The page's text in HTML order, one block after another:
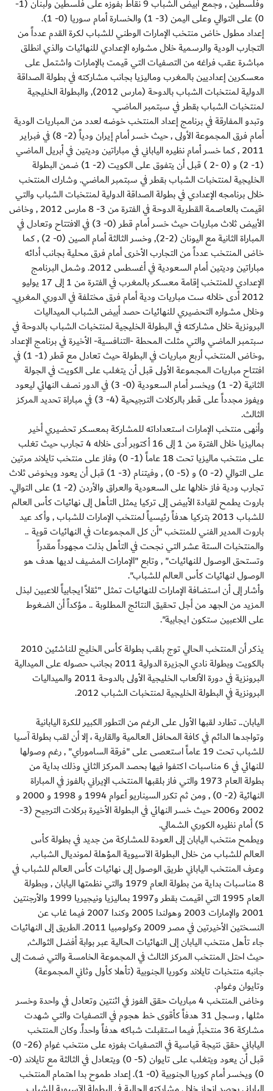
وفلسطين , وجمع أبيض الشباب 9 نقاط بفوزه على فلسطين ولبنان (1-
0) على التوالي وعلى اليمن (3- 1) والخسارة أمام سوريا (0- 1).
إعداد مطول خاض منتخب الإمارات الوطني للشباب لكرة القدم عدداً من
التجارب الودية والرسمية خلال مشواره الإعدادي للنهائيات والذي انطلق
مباشرة عقب فراغه من التصفيات التي قيمت بالإمارات واشتمل على
معسكرين إعداديين بالمغرب وماليزيا بجانب مشاركته في بطولة الصداقة
الدولية لمنتخبات الشباب بالدوحة (مارس 2012), والبطولة الخليجية
لمنتخبات الشباب بقطر في سبتمبر الماضي.
وتبدو المفارقة في برنامج إعداد المنتخب خوضه لعدد من المباريات الودية
أمام فرق المجموعة الأولى , حيث خسر أمام إيران ودياً (2- 8) في فبراير
2011 , كما خسر أمام نظيره الياباني في مباراتين وديتين في أبريل الماضي
(1- 2) و (0 -2 ) قبل أن يتفوق على الكويت (2- 1) ضمن البطولة
الخليجية لمنتخبات الشباب بقطر في سبتمبر الماضي. وشارك المنتخب
خلال برنامجه الإعدادي في بطولة الصداقة الدولية لمنتخبات الشباب والتي
اقيمت بالعاصمة القطرية الدوحة في الفترة من 3- 8 مارس 2012 , وخاض
الأبيض ثلاث مباريات حيث خسر أمام قطر (0- 3) في الافتتاح وتعادل في
المباراة الثانية مع اليونان (2-2), وخسر الثالثة أمام الصين (0- 2) , كما
خاض المنتخب عدداً من التجارب الأخرى أمام فرق محلية بجانب أدائه
مباراتين وديتين أمام السعودية في أغسطس 2012. وشمل البرنامج
الإعدادي للمنتخب إقامة معسكر بالمغرب في الفترة من 1 إلى 17 يوليو
2012 أدى خلاله ست مباريات ودية أمام فرق مختلفة في الدوري المغربي.
وخلال مشواره التحضيري للنهائيات حصد أبيض الشباب الميداليات
البرونزية خلال مشاركته في البطولة الخليجية لمنتخبات الشباب بالدوحة في
سبتمبر الماضي والتي مثلت المحطة -التنافسية- الأخيرة في برنامج الإعداد
,وخاض المنتخب أربع مباريات في البطولة حيث تعادل مع قطر (1- 1) في
افتتاح مباريات المجموعة الأولى قبل أن يتغلب على الكويت في الجولة
الثانية (2- 1) ويخسر أمام السعودية (0- 3) في الدور نصف النهائي ليعود
ويفوز مجدداً على قطر بالركلات الترجيحية (4- 3) في مباراة تحديد المركز
الثالث.
وأنهى منتخب الإمارات استعداداته للمشاركة بمعسكر تحضيري أخير
بماليزيا خلال الفترة من 1 إلى 16 أكتوبر أدى خلاله 4 تجارب حيث تغلب
على منتخب ماليزيا تحت 18 عاماً (1- 0) وفاز على منتخب تايلاند مرتين
على التوالي (2- 0) و (5- 0) , وفيتنام (3- 1) قبل أن يعود ويخوض ثلاث
تجارب ودية فاز خلالها على السعودية والعراق والأردن (2- 1) على التوالي.
باروت يطمح لقيادة الأبيض إلى تركيا يمثل التأهل إلى نهائيات كأس العالم
للشباب 2013 بتركيا هدفاً رئيسياً لمنتخب الإمارات للشباب , وأكد عيد
باروت المدير الفني للمنتخب "أن كل المجموعات في النهائيات قوية ..
والمنتخبات الستة عشر التي نجحت في التأهل بذلت مجهوداً مقدراً
وتستحق الوصول للنهائيات" , وتابع "الإمارات المضيف لديها هدف هو
الوصول لنهائيات كأس العالم للشباب".
وأشار إلى أن استضافة الإمارات للنهائيات تمثل "ثقلاً ايجابياً للاعبين لبذل
المزيد من الجهد من أجل تحقيق النتائج المطلوبة .. مؤكداً أن الضغوط
على اللاعبين ستكون ايجابية".
يذكر أن المنتخب الحالي توج بلقب بطولة كأس الخليج للناشئين 2010
بالكويت وبطولة نادي الجزيرة الدولية 2011 بجانب حصوله على الميدالية
البرونزية في دورة الألعاب الخليجية الأولى بالدوحة 2011 والميداليات
البرونزية في البطولة الخليجية لمنتخبات الشباب 2012.
اليابان.. تطارد لقبها الأول على الرغم من التطور الكبير للكرة اليابانية
وتواجدها الدائم في كافة المحافل العالمية والقارية ، إلا أن لقب بطولة آسيا
للشباب تحت 19 عاماً استعصى على "فرقة الساموراي" , رغم وصولها
للنهائي في 6 مناسبات اكتفوا فيها بحصد المركز الثاني وذلك بداية من
بطولة العام 1973 والتي فاز بلقبها المنتخب الإيراني بالفوز في المباراة
النهائية (2- 0) , ومن ثم تكرر السيناريو أعوام 1994 و 1998 و 2000 و
2002 و2006 حيث خسر النهائي في البطولة الأخيرة بركلات الترجيح (3-
5) أمام نظيره الكوري الشمالي.
ويطمح منتخب اليابان إلى العودة للمشاركة من جديد في بطولة كأس
العالم للشباب من خلال البطولة الآسيوية المؤهلة لمونديال الشباب,
وعرف المنتخب الياباني طريق الوصول إلى نهائيات كأس العالم للشباب في
8 مناسبات بداية من بطولة العام 1979 والتي نظمتها اليابان , وبطولة
العام 1995 التي اقيمت بقطر و1997 بماليزيا ونيجيريا 1999 والأرجنتين
2001 والإمارات 2003 وهولندا 2005 وكندا 2007 فيما غاب عن
النسختين الأخيرتين في مصر 2009 وكولومبيا 2011. الطريق إلى النهائيات
جاء تأهل منتخب اليابان إلى النهائيات الحالية عبر بوابة أفضل الثوالث,
حيث احتل المنتخب المركز الثالث في المجموعة الخامسة والتي ضمت إلى
جانبه منتخبات تايلاند وكوريا الجنوبية (تأهلا كأول وثاني المجموعة)
وتايوان وغوام.
وخاض المنتخب 4 مباريات حقق الفوز في اثنتين وتعادل في واحدة وخسر
مثلها , وسجل 31 هدفاً كأقوى خط هجوم في التصفيات والتي شهدت
مشاركة 36 منتخباً, فيما استقبلت شباكه هدفاً واحداً. وكان المنتخب
الياباني حقق نتيجة قياسية في التصفيات بفوزه على منتخب غوام (26- 0)
قبل أن يعود ويتغلب على تايوان (5- 0) ويتعادل في الثالثة مع تايلاند (0-
0) ويخسر أمام كوريا الجنوبية (0- 1). إعداد طموح بدا اهتمام المنتخب